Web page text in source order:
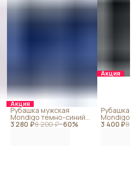
Акция
3 280 ₽8 200 ₽−60%
Рубашка мужская
Mondigo темно-синий
18827-22
Акция
3 400 ₽8
Рубашка
Mondigo
14